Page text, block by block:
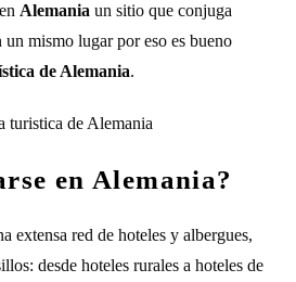
Alemania un sitio que conjuga
mismo lugar por eso es bueno
de Alemania.
en Alemania?
extensa red de hoteles y albergues,
desde hoteles rurales a hoteles de